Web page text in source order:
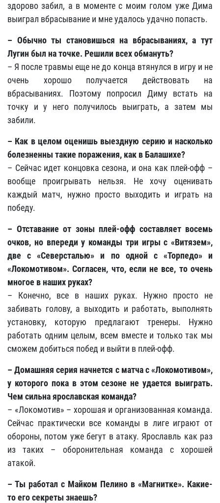
здорово забил, а в моменте с моим голом уже Дима
выиграл вбрасывание и мне удалось удачно попасть.
– Обычно ты становишься на вбрасываниях, а тут
Лугин был на точке. Решили всех обмануть?
– Я после травмы еще не до конца втянулся в игру и не
очень хорошо получается действовать на
вбрасываниях. Поэтому попросил Диму встать на
точку и у него получилось выиграть, а затем мы
забили.
– Как в целом оценишь выездную серию и насколько
болезненны такие поражения, как в Балашихе?
– Сейчас идет концовка сезона, и она как плей-офф –
вообще проигрывать нельзя. Не хочу оценивать
каждый матч, нужно просто выходить и играть на
победу.
– Отставание от зоны плей-офф составляет восемь
очков, но впереди у команды три игры с «Витязем»,
две с «Северсталью» и по одной с «Торпедо» и
«Локомотивом». Согласен, что, если не все, то очень
многое в наших руках?
– Конечно, все в наших руках. Нужно просто не
забивать голову, а выходить и работать, выполнять
установку, которую предлагают тренеры. Нужно
работать одним целым, всем вместе и только так мы
сможем добиться побед и выйти в плей-офф.
– Домашняя серия начнется с матча с «Локомотивом»,
у которого пока в этом сезоне не удается выиграть.
Чем сильна ярославская команда?
– «Локомотив» – хорошая и организованная команда.
Сейчас практически все команды в лиге играют от
обороны, потом уже бегут в атаку. Ярославль как раз
из таких – оборонительная команда с хорошей
атакой.
– Ты работал с Майком Пелино в «Магнитке». Какие-
то его секреты знаешь?